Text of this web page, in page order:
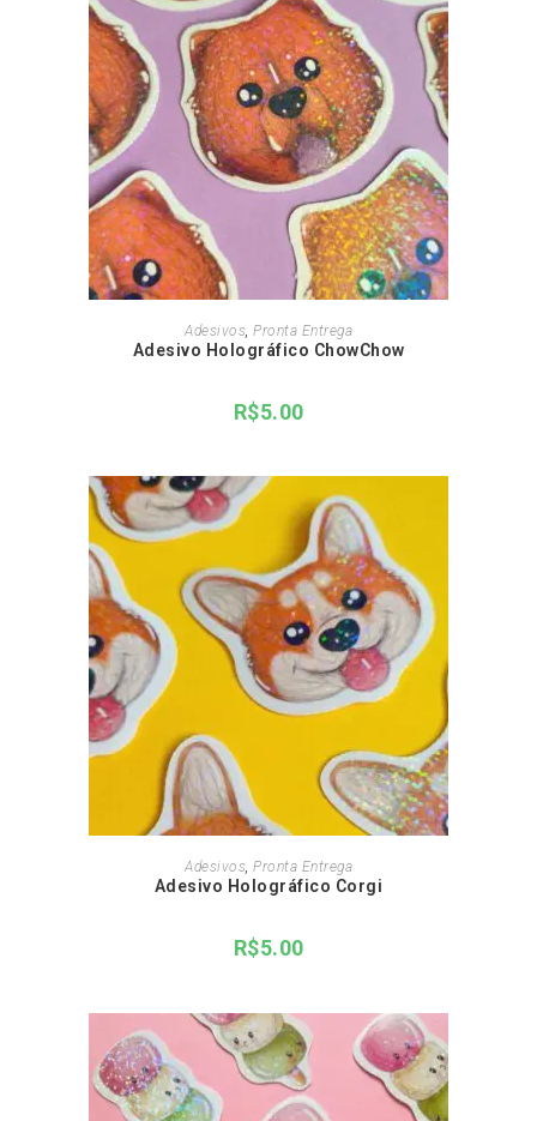
ADICIONAR AO CARRINHO
Adesivos Pronta Entrega
Adesivo Holográfico ChowChow
R$5.00
ADICIONAR AO CARRINHO
Adesivos, Pronta Entrega
Adesivo Holográfico Corgi
R$5.00